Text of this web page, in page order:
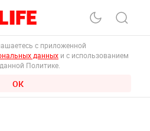
с приложенной
данных и с использованием
Политике.
ОК